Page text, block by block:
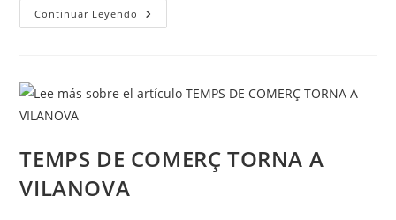
Continuar Leyendo
TEMPS DE COMERÇ TORNA A
VILANOVA